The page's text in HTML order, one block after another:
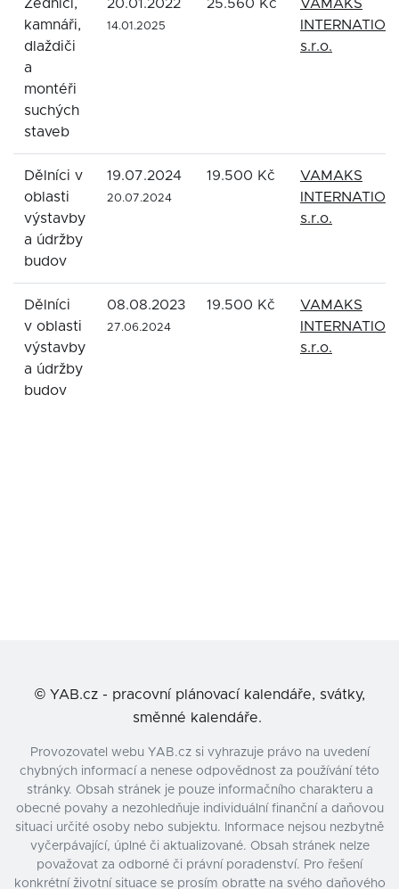
Zedníci,
kamnáři,
dlaždiči
a
montéři
suchých
staveb
20.01.2022
14.01.2025
25.560 Kč
VAMAKS
s.r.o.
Dělníci v
oblasti
výstavby
a údržby
budov
19.07.2024
20.07.2024
19.500 Kč
VAMAKS
s.r.o.
Dělníci
v oblasti
výstavby
a údržby
budov
08.08.2023
27.06.2024
19.500 Kč
VAMAKS
s.r.o.
© YAB.cz - pracovní plánovací kalendáře, svátky,
směnné kalendáře.
Provozovatel webu YAB.cz si vyhrazuje právo na uvedení
chybných informací a nenese odpovědnost za používání této
stránky. Obsah stránek je pouze informačního charakteru a
obecné povahy a nezohledňuje individuální finanční a daňovou
situaci určité osoby nebo subjektu. Informace nejsou nezbytně
vyčerpávající, úplné či aktualizované. Obsah stránek nelze
považovat za odborné či právní poradenství. Pro řešení
konkrétní životní situace se prosím obraťte na svého daňového